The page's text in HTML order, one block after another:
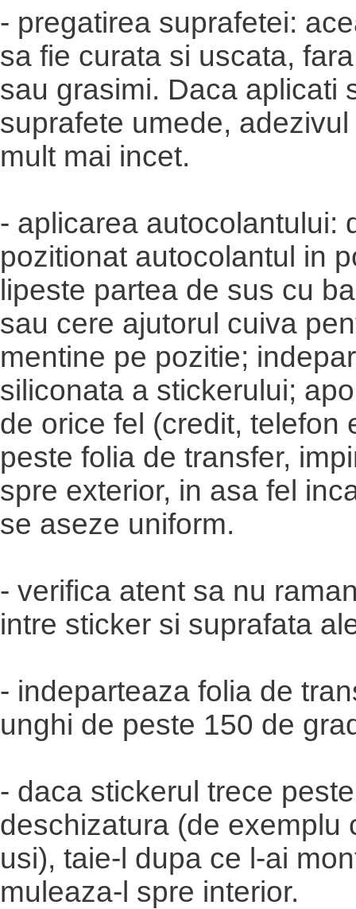
- pregatirea suprafetei:
sa fie curata si uscata,
sau grasimi. Daca aplicati
suprafete umede,
mult mai incet.
- aplicarea autocolantului:
pozitionat autocolantul in
lipeste partea de sus cu
sau cere ajutorul cuiva
mentine pe pozitie;
siliconata a stickerului;
de orice fel (credit, telefon
peste folia de transfer,
spre exterior, in asa fel
se aseze uniform.
- verifica atent sa nu
intre sticker si suprafata
- indeparteaza folia de
unghi de peste 150 de
- daca stickerul trece
deschizatura (de exemplu
usi), taie-l dupa ce l-ai
muleaza-l spre interior.